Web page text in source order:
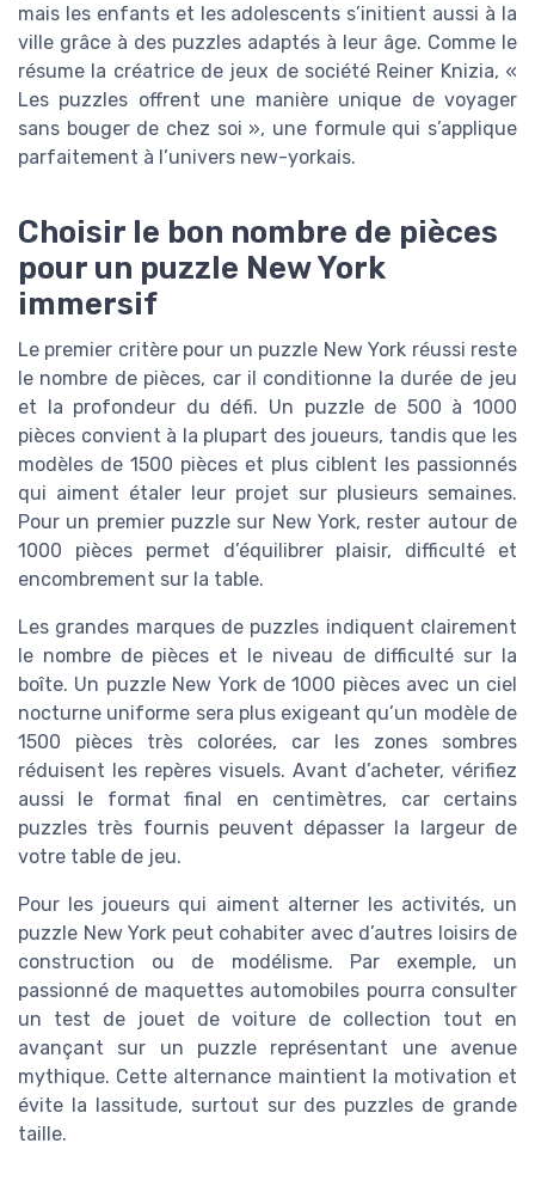
mais les enfants et les adolescents s’initient aussi à la
ville grâce à des puzzles adaptés à leur âge. Comme le
résume la créatrice de jeux de société Reiner Knizia, «
Les puzzles offrent une manière unique de voyager
sans bouger de chez soi », une formule qui s’applique
parfaitement à l’univers new-yorkais.
Choisir le bon nombre de pièces
pour un puzzle New York
immersif
Le premier critère pour un puzzle New York réussi reste
le nombre de pièces, car il conditionne la durée de jeu
et la profondeur du défi. Un puzzle de 500 à 1000
pièces convient à la plupart des joueurs, tandis que les
modèles de 1500 pièces et plus ciblent les passionnés
qui aiment étaler leur projet sur plusieurs semaines.
Pour un premier puzzle sur New York, rester autour de
1000 pièces permet d’équilibrer plaisir, difficulté et
encombrement sur la table.
Les grandes marques de puzzles indiquent clairement
le nombre de pièces et le niveau de difficulté sur la
boîte. Un puzzle New York de 1000 pièces avec un ciel
nocturne uniforme sera plus exigeant qu’un modèle de
1500 pièces très colorées, car les zones sombres
réduisent les repères visuels. Avant d’acheter, vérifiez
aussi le format final en centimètres, car certains
puzzles très fournis peuvent dépasser la largeur de
votre table de jeu.
Pour les joueurs qui aiment alterner les activités, un
puzzle New York peut cohabiter avec d’autres loisirs de
construction ou de modélisme. Par exemple, un
passionné de maquettes automobiles pourra consulter
un test de jouet de voiture de collection tout en
avançant sur un puzzle représentant une avenue
mythique. Cette alternance maintient la motivation et
évite la lassitude, surtout sur des puzzles de grande
taille.